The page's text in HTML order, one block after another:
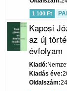
1 100 Ft
Kaposi
az új
évfolyam
Kiadó
Kiadás éve
Oldalszám